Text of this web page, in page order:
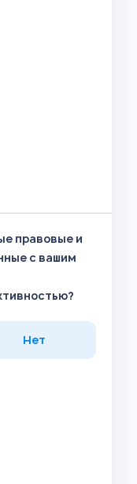
правовые и
с вашим
Нет